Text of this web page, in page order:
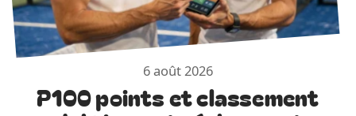
6 août 2026
P100 points et classement